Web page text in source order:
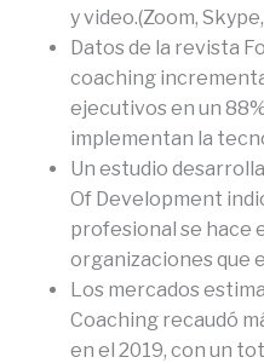
y video.(Zoom,
Datos de la revista
coaching
ejecutivos en un
implementan la
Un estudio
Of Development
profesional se hace
organizaciones que
Los mercados
Coaching recaudó
en el 2019, con un